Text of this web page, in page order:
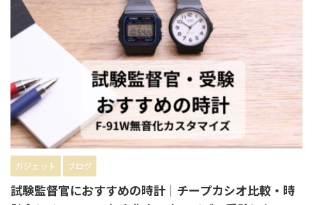
ガジェット ブログ
試験監督官におすすめの時計｜チープカシオ比較・時